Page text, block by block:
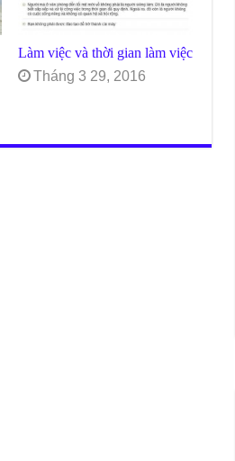
Làm việc và thời gian làm việc
Tháng 3 29, 2016